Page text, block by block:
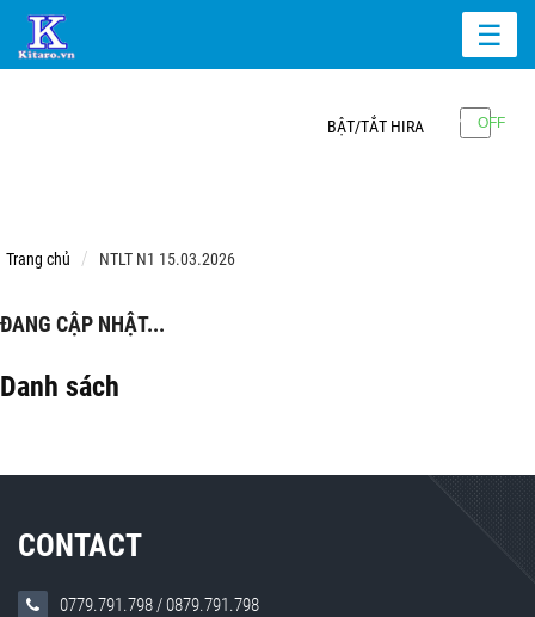
☰
BẬT/TẮT HIRA
Trang chủ NTLT N1 15.03.2026
ĐANG CẬP NHẬT...
Danh sách
CONTACT
0779.791.798/0879.791.798